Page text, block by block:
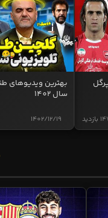
بهترین ویدیوهای
سال 1402
1402/12/19